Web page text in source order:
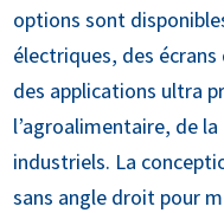
options sont
électriques, des
des applications ultra
l’agroalimentaire, de
industriels. La
sans angle droit pour